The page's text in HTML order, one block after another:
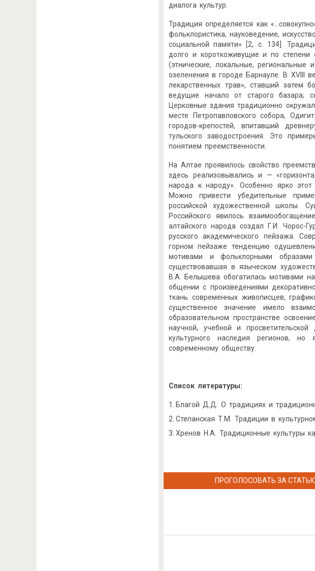
диалога культур.
Традиция определяется как
фольклористика, науковедение,
социальной памяти» [2, с. 134].
долго и короткоживущие и по степени
(этнические, локальные,
озеленения в городе Барнауле. В XVIII
лекарственных трав», ставший затем
ведущие начало от старого базара;
Церковные здания традиционно
месте Петропавловского собора,
городов-крепостей, впитавший
тульского заводостроения. Это
понятием преемственности.
На Алтае проявилось свойство
здесь реализовывались и —
народа к народу». Особенно ярко
Можно привести убедительные
российской художественной школы.
Российского явилось
алтайского народа создал Г.И. Чорос-
русского академического пейзажа.
горном пейзаже тенденцию
мотивами и фольклорными
существовавшая в языческом
В.А. Белышева обогатилась мотивами
общении с произведениями
ткань современных живописцев,
существенное значение имело
образовательном пространстве
научной, учебной и
культурного наследия регионов, но
современному обществу.
Список литературы:
Благой Д.Д. О традициях и
Степанская Т.М. Традиции в
Хренов Н.А. Традиционные культуры
ПРОГОЛОСОВАТЬ ЗА